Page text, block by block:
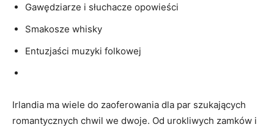
Gawędziarze i słuchacze ‍opowieści
Smakosze whisky
Entuzjaści muzyki ‌folkowej
Irlandia ‍ma wiele do zaoferowania dla par⁣ szukających
romantycznych chwil we dwoje. Od urokliwych⁢ zamków i